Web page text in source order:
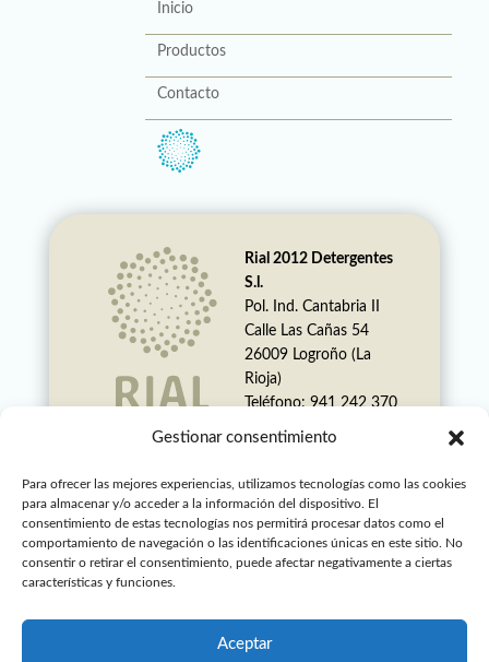
Gestionar consentimiento
Para ofrecer las mejores experiencias, utilizamos tecnologías como las cookies
para almacenar y/o acceder a la información del dispositivo. El
consentimiento de estas tecnologías nos permitirá procesar datos como el
comportamiento de navegación o las identificaciones únicas en este sitio. No
consentir o retirar el consentimiento, puede afectar negativamente a ciertas
características y funciones.
Aceptar
Inicio
Productos
Contacto
Rial 2012 Detergentes
S.l.
Pol. Ind. Cantabria II
Calle Las Cañas 54
26009 Logroño (La
Rioja)
Teléfono: 941 242 370
Whatsapp: 621 231
info@rialdetergentes.co
m
Foxter es una marca
registrada